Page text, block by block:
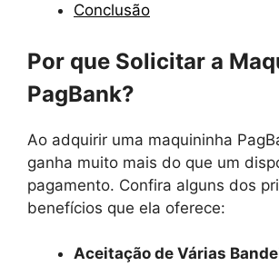
Conclusão
Por que Solicitar a
PagBank?
Ao adquirir uma maquininha
ganha muito mais do que um
pagamento. Confira alguns dos
benefícios que ela oferece:
Aceitação de Várias